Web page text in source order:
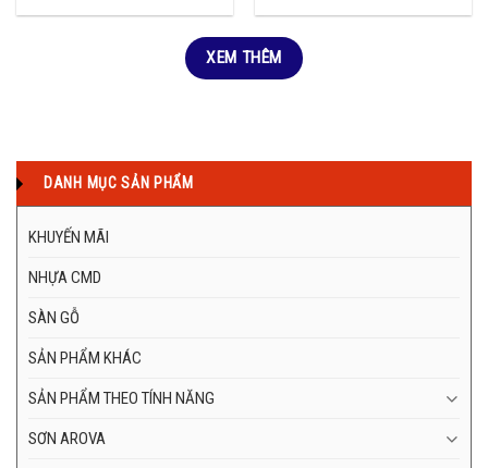
XEM THÊM
DANH MỤC SẢN PHẨM
KHUYẾN MÃI
NHỰA CMD
SÀN GỖ
SẢN PHẨM KHÁC
SẢN PHẨM THEO TÍNH NĂNG
SƠN AROVA